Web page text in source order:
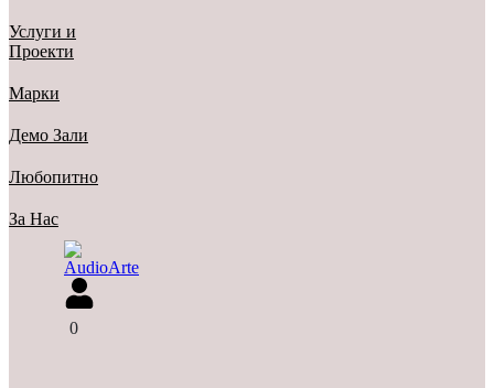
Услуги и
Проекти
Марки
Демо Зали
Любопитно
За Нас
0